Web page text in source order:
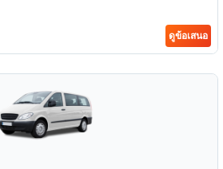
ดูข้อเสนอ